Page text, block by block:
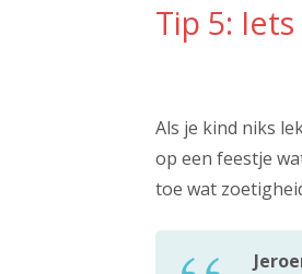
Tip 5:
Als je kind niks
op een feestje
toe wat